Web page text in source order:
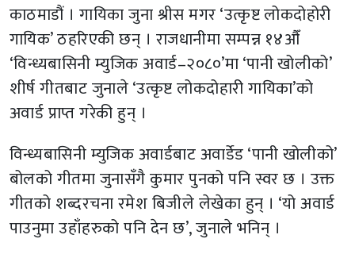
काठमाडौं । गायिका जुना श्रीस मगर ‘उत्कृष्ट लोकदोहोरी
गायिक’ ठहरिएकी छन् । राजधानीमा सम्पन्न १४औँ
‘विन्ध्यबासिनी म्युजिक अवार्ड–२०८०’मा ‘पानी खोलीको’
शीर्ष गीतबाट जुनाले ‘उत्कृष्ट लोकदोहारी गायिका’को
अवार्ड प्राप्त गरेकी हुन् ।
विन्ध्यबासिनी म्युजिक अवार्डबाट अवार्डेड ‘पानी खोलीको’
बोलको गीतमा जुनासँगै कुमार पुनको पनि स्वर छ । उक्त
गीतको शब्दरचना रमेश बिजीले लेखेका हुन् । ‘यो अवार्ड
पाउनुमा उहाँहरुको पनि देन छ’, जुनाले भनिन् ।